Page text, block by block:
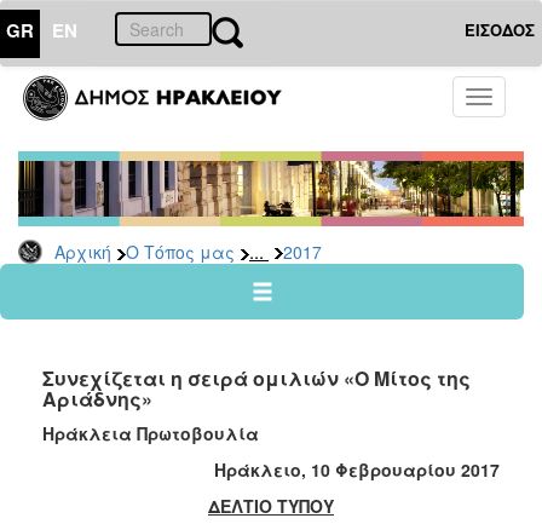
GR EN ΕΙΣΟΔΟΣ
Toggle
Αρχική Ο Τόπος μας ... 2017
ΤΟΠΟΣ
ΜΑΣ
Ανακοινώσεις
Αρχείο
2026
2024
2022
2021
Συνεχίζεται η σειρά ομιλιών «Ο Μίτος της
Αριάδνης»
Ηράκλεια Πρωτοβουλία
Ηράκλειο, 10 Φεβρουαρίου 2017
ΔΕΛΤΙΟ ΤΥΠΟΥ